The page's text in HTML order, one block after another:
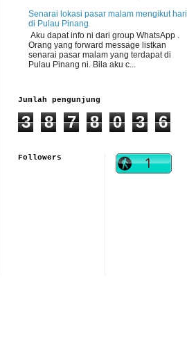
Senarai lokasi pasar malam mengikut hari
di Pulau Pinang
Aku dapat info ni dari group WhatsApp .
Orang yang forward message listkan
senarai pasar malam yang terdapat di
Pulau Pinang ni. Bila aku c...
Jumlah pengunjung
3 8 7 8 0 3 6
Followers